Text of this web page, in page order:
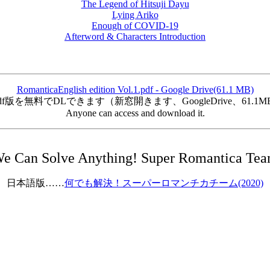
The Legend of Hitsuji Dayu
Lying Ariko
Enough of COVID-19
Afterword & Characters Introduction
RomanticaEnglish edition Vol.1.pdf - Google Drive(61.1 MB)
版を無料でDLできます（新窓開きます、GoogleDrive、
Anyone can access and download it.
Can Solve Anything! Super Romantica
日本語版……何でも解決！スーパーロマンチカチーム(2020)